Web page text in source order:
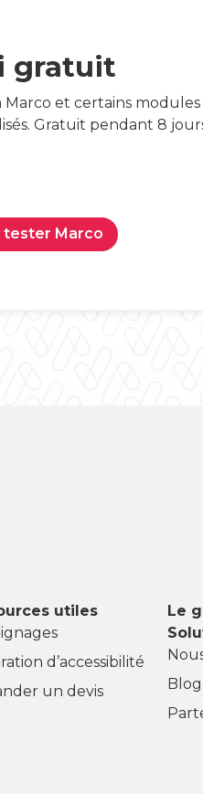
gratuit
Marco et certains modules
Gratuit pendant 8
tester Marco
utiles
d’accessibilité
un devis
Le